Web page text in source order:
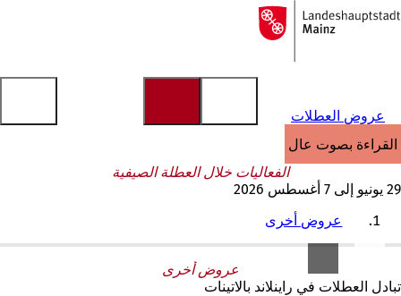
الانتقال إلى المحتوى
إلى
الصفحة
عروض العطلات
القراءة بصوت عالٍ
الفعاليات خلال العطلة الصيفية
29 يونيو إلى 7 أغسطس 2026
عروض أخرى
عروض أخرى
تبادل العطلات في راينلاند بالاتينات